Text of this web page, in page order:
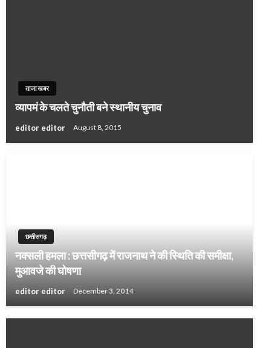
ताजा खबर
व्यापमं के चलते चुनौती बने स्थानीय चुनाव
editor editor August 8, 2015
छत्तीसगढ़
नक्सली हमला : छत्तसीगढ़ में राजनाथ ने की स्थिति की समीक्षा,
मुआवजे की घोषणा
editor editor December 3, 2014